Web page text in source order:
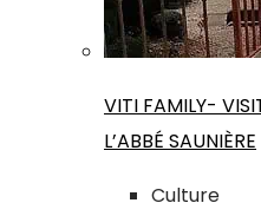
VITI FAMILY-
L’ABBÉ SAUNIÈRE
Culture